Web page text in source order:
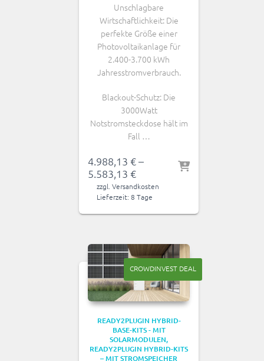
Unschlagbare
Wirtschaftlichkeit: Die
perfekte Größe einer
Photovoltaikanlage für
2.400-3.700 kWh
Jahresstromverbrauch.
Blackout-Schutz: Die
3000Watt
Notstromsteckdose hält im
Fall …
4.988,13 €–
5.583,13 €
zzgl. Versandkosten
Lieferzeit: 8 Tage
CROWDINVEST DEAL
READY2PLUGIN HYBRID-
BASE-KITS - MIT
SOLARMODULEN
READY2PLUGIN HYBRID-KITS
– MIT STROMSPEICHER